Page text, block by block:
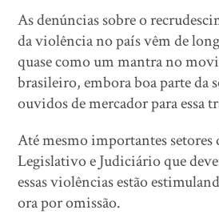
As denúncias sobre o
da violência no país vêm de
quase como um mantra no
brasileiro, embora boa parte da
ouvidos de mercador para essa
Até mesmo importantes
Legislativo e Judiciário que
essas violências estão
ora por omissão.